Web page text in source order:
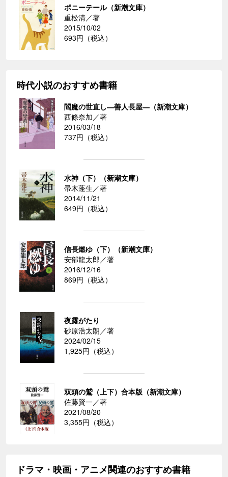
ポニーテール（新潮文庫）
重松清／著
2015/10/02
693円（税込）
時代小説のおすすめ書籍
閻魔の世直し―善人長屋―（新潮文庫）
西條奈加／著
2016/03/18
737円（税込）
水神（下）（新潮文庫）
帚木蓬生／著
2014/11/21
649円（税込）
信長燃ゆ（下）（新潮文庫）
安部龍太郎／著
2016/12/16
869円（税込）
夜露がたり
砂原浩太朗／著
2024/02/15
1,925円（税込）
双頭の鷲（上下）合本版（新潮文庫）
佐藤賢一／著
2021/08/20
3,355円（税込）
ドラマ・映画・アニメ関連のおすすめ書籍